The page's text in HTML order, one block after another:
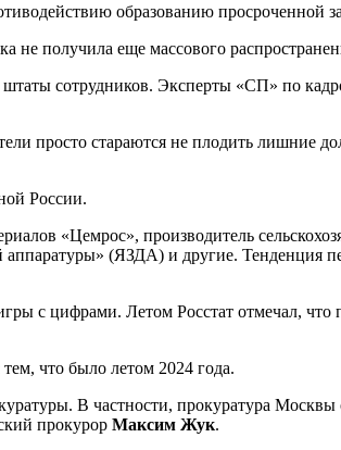
образованию просроченной
не получила еще массового
сотрудников. Эксперты «СП» по
просто стараются не плодить лишние
России.
«Цемрос», производитель
(ЯЗДА) и другие. Тенденция
с цифрами. Летом Росстат отмечал,
что было летом 2024 года.
В частности, прокуратура Москвы
прокурор Максим Жук.